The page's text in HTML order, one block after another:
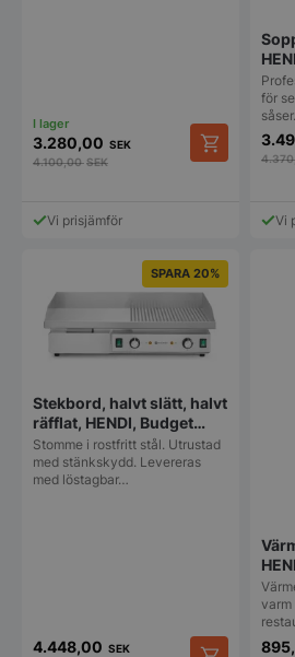
3.280,00 SEK
4.100,00SEK
Vi prisjämför
för
Vi
SPARA 20%
Stekbord, halvt slätt, halvt
räfflat, HENDI, Budget
Line, 400V/4400W,
720x460x(H)241 mm
Stomme i rostfritt stål. Utrustad
med stänkskydd. Levereras
med löstagbar…
4.448,00 SEK